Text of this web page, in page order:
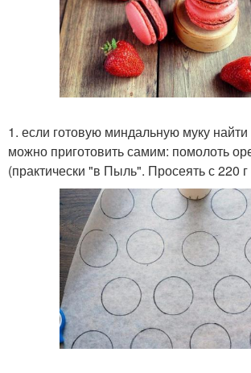
1. если готовую миндальную муку
можно приготовить самим: помолоть
(практически "в Пыль". Просеять с 220